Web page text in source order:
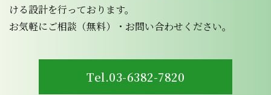
ける設計を行っております。
お気軽にご相談（無料）・お問い合わせください。
Tel.03-6382-7820